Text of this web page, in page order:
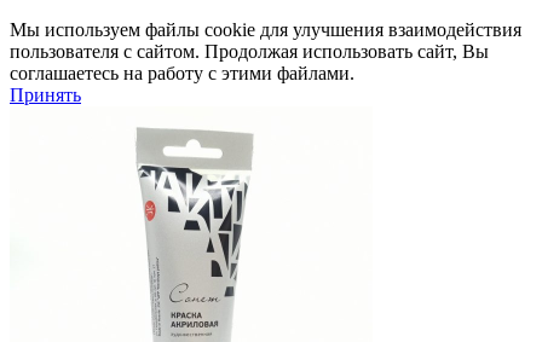
Мы используем файлы cookie для улучшения взаимодействия
пользователя с сайтом. Продолжая использовать сайт, Вы
соглашаетесь на работу с этими файлами.
Принять